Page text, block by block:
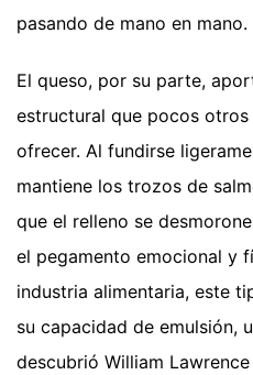
pasando de mano en mano.
El queso, por su parte,
estructural que pocos
ofrecer. Al fundirse
mantiene los trozos de
que el relleno se
el pegamento emocional y
industria alimentaria, este
su capacidad de emulsión,
descubrió William